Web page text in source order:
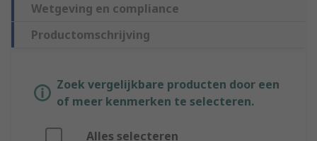
Wetgeving en compliance
Productomschrijving
Zoek vergelijkbare producten door een
of meer kenmerken te selecteren.
Alles selecteren